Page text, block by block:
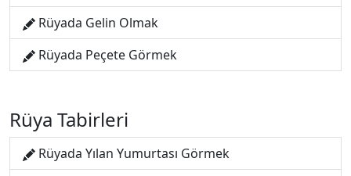
Rüyada Gelin Olmak
Rüyada Peçete Görmek
Rüya Tabirleri
Rüyada Yılan Yumurtası Görmek